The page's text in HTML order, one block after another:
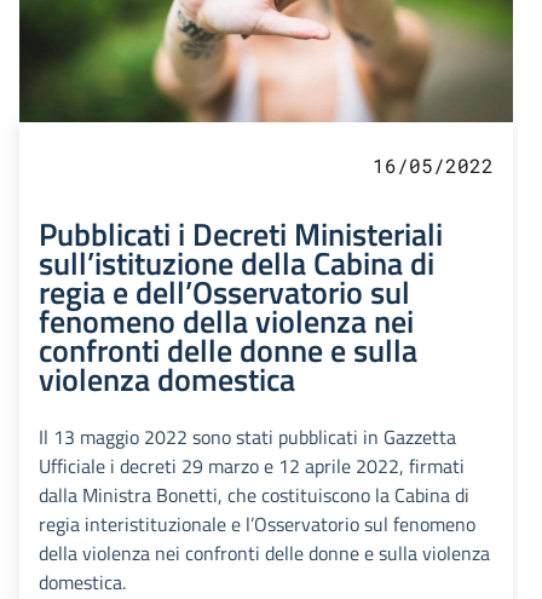
16/05/2022
Pubblicati i Decreti Ministeriali
sull’istituzione della Cabina di
regia e dell’Osservatorio sul
fenomeno della violenza nei
confronti delle donne e sulla
violenza domestica
Il 13 maggio 2022 sono stati pubblicati in Gazzetta
Ufficiale i decreti 29 marzo e 12 aprile 2022, firmati
dalla Ministra Bonetti, che costituiscono la Cabina di
regia interistituzionale e l’Osservatorio sul fenomeno
della violenza nei confronti delle donne e sulla violenza
domestica.